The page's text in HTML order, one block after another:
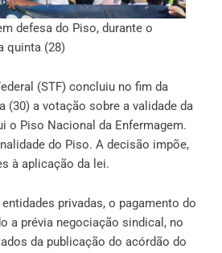
defesa do Piso, durante o
quinta (28)
(STF) concluiu no fim da
(30) a votação sobre a validade da
o Piso Nacional da Enfermagem.
do Piso. A decisão impõe,
à aplicação da lei.
privadas, o pagamento do
a prévia negociação sindical, no
da publicação do acórdão do